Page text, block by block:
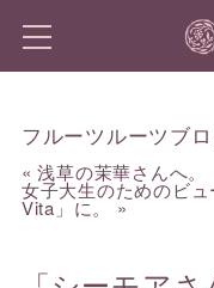
フルーツルーツブ
«浅草の茉華さんへ。
女子大生のためのビ
Vita」に。 »